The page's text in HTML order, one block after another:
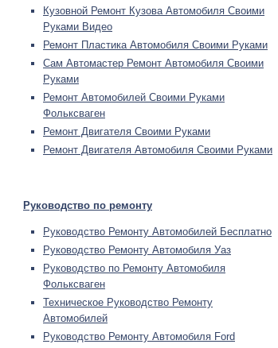
Кузовной Ремонт Кузова Автомобиля Своими
Руками Видео
Ремонт Пластика Автомобиля Своими Руками
Сам Автомастер Ремонт Автомобиля Своими
Руками
Ремонт Автомобилей Своими Руками
Фольксваген
Ремонт Двигателя Своими Руками
Ремонт Двигателя Автомобиля Своими Руками
Руководство по ремонту
Руководство Ремонту Автомобилей Бесплатно
Руководство Ремонту Автомобиля Уаз
Руководство по Ремонту Автомобиля
Фольксваген
Техническое Руководство Ремонту
Автомобилей
Руководство Ремонту Автомобиля Ford